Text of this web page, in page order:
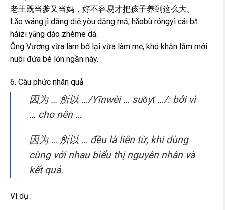
老王既当爹又当妈，好不容易才把孩子养到这么大。
Lǎo wáng jì dāng diē yòu dāng mā, hǎobù róngyì cái bǎ
háizi yǎng dào zhème dà.
Ông Vương vừa làm bố lại vừa làm mẹ, khó khăn lắm mới
nuôi đứa bé lớn ngần này.
6. Câu phức nhân quả
因为 … 所以 …/Yīnwèi … suǒyǐ …/: bởi vì
… cho nên …
因为 … 所以 … đều là liên từ, khi dùng
cùng với nhau biểu thị nguyên nhân và
kết quả.
Ví dụ :